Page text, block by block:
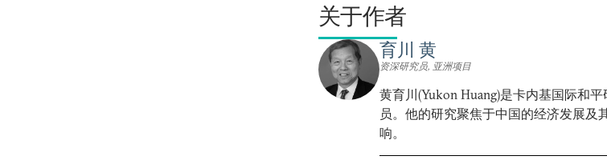
关于作者
育川 黄
资深研究员, 亚洲项目
黄育川(Yukon Huang)是卡内基国际和
员。他的研究聚焦于中国的经济发展及
响。